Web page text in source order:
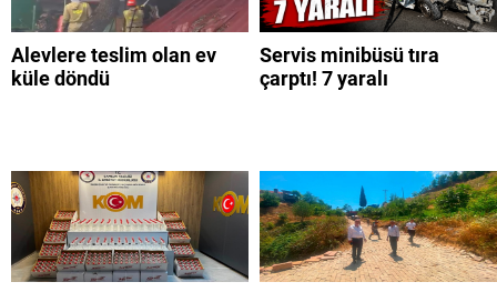
Alevlere teslim olan ev
küle döndü
Servis minibüsü tıra
çarptı! 7 yaralı